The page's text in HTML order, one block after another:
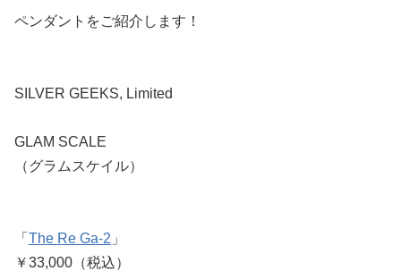
ペンダントをご紹介します！
SILVER GEEKS, Limited
GLAM SCALE
（グラムスケイル）
「 The Re Ga-2 」
￥33,000（税込）